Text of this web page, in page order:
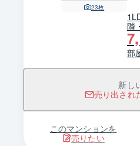
23枚
階
部
新し
売り出され
このマンションを
売りたい